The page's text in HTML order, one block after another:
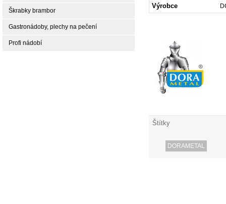
Výrobce
Štítky
DORAMETAL
Škrabky brambor
Gastronádoby, plechy na pečení
Profi nádobí